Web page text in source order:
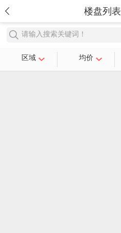
楼盘列表
请输入搜索关键词！
区域 均价